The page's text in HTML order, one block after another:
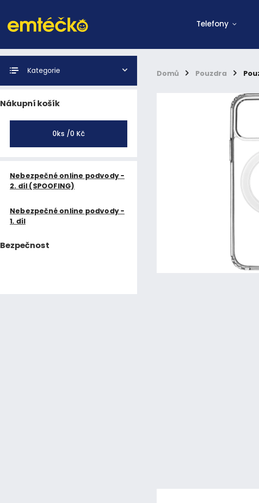
Telefony
Domů / Pouzdra /
Kategorie
Nákupní košík
0ks /0 Kč
Nebezpečné online podvody -
2. díl (SPOOFING)
Nebezpečné online podvody -
1. díl
Bezpečnost